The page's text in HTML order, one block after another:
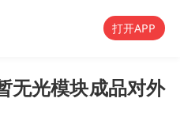
打开APP
无光模块成品对外